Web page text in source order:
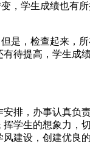
学生成绩也有
是，检查起来，
待提高，学生成
排，办事认真负
学生的想象力，
建设，创建优良